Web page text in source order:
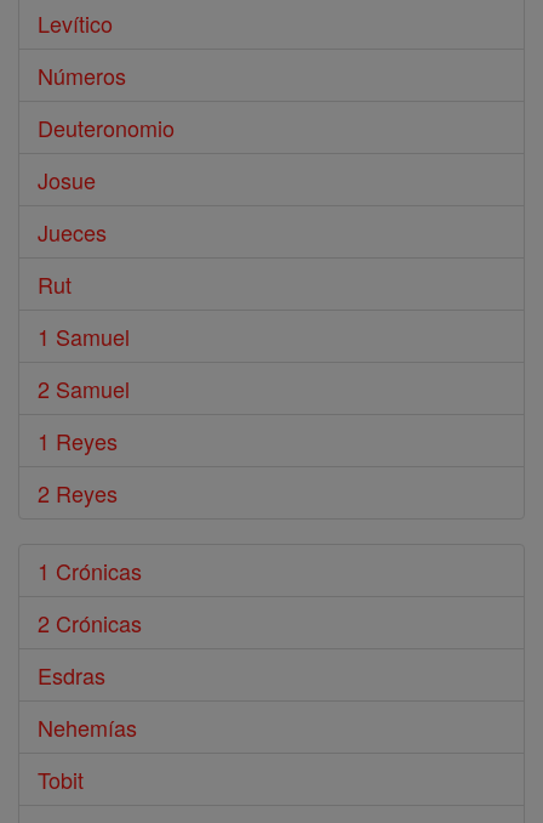
Levítico
Números
Deuteronomio
Josue
Jueces
Rut
1 Samuel
2 Samuel
1 Reyes
2 Reyes
1 Crónicas
2 Crónicas
Esdras
Nehemías
Tobit